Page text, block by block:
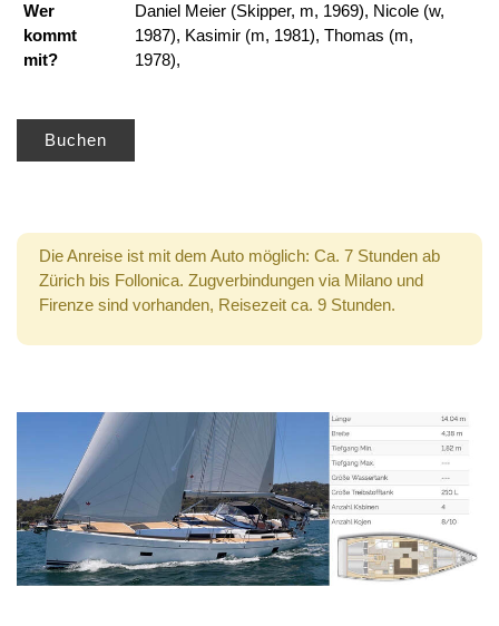
Wer
kommt
mit?
Daniel Meier (Skipper, m, 1969), Nicole (w,
1987), Kasimir (m, 1981), Thomas (m,
1978),
Buchen
Die Anreise ist mit dem Auto möglich: Ca. 7 Stunden ab
Zürich bis Follonica. Zugverbindungen via Milano und
Firenze sind vorhanden, Reisezeit ca. 9 Stunden.